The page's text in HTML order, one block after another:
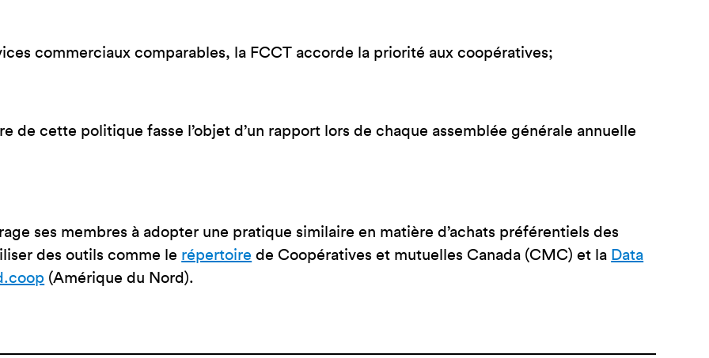
commerciaux comparables, la FCCT accorde la priorité aux coopératives;
de cette politique fasse l’objet d’un rapport lors de chaque assemblée générale annuelle
ses membres à adopter une pratique similaire en matière d’achats préférentiels des
des outils comme le répertoire de Coopératives et mutuelles Canada (CMC) et la Data
(Amérique du Nord).